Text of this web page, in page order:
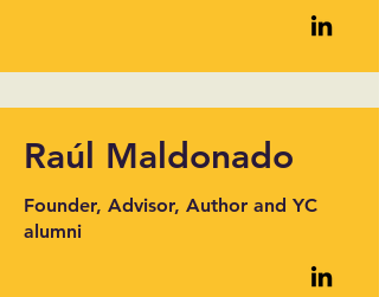
Raúl Maldonado
Founder, Advisor, Author and YC
alumni